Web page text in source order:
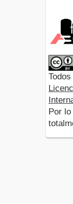
Por